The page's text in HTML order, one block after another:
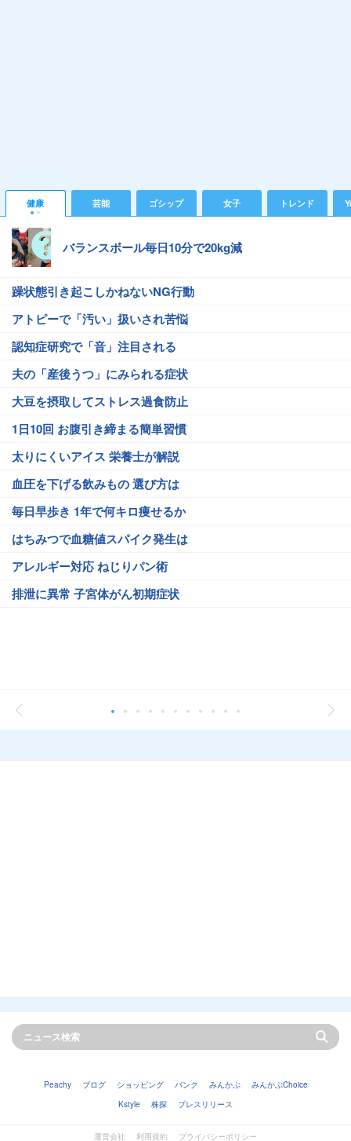
健康 芸能 ゴシップ 女子 トレンド
バランスボール毎日10分で20kg減
躁状態引き起こしかねないNG行動
アトピーで「汚い」扱いされ苦悩
認知症研究で「音」注目される
夫の「産後うつ」にみられる症状
大豆を摂取してストレス過食防止
1日10回 お腹引き締まる簡単習慣
太りにくいアイス 栄養士が解説
血圧を下げる飲みもの 選び方は
毎日早歩き 1年で何キロ痩せるか
はちみつで血糖値スパイク発生は
アレルギー対応 ねじりパン術
排泄に異常 子宮体がん初期症状
Peachy ブログ ショッピング バンク みんかぶ
みんかぶChoice
Kstyle
株探 プレスリリース
運営会社 利用規約 プライバシーポリシー